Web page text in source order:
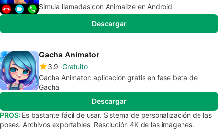
Simula llamadas con Animalize en Android
Descargar
Gacha Animator
3.9 Gratuito
Gacha Animator: aplicación gratis en fase beta de
Gacha
Descargar
PROS: Es bastante fácil de usar. Sistema de personalización de las
poses. Archivos exportables. Resolución 4K de las imágenes.